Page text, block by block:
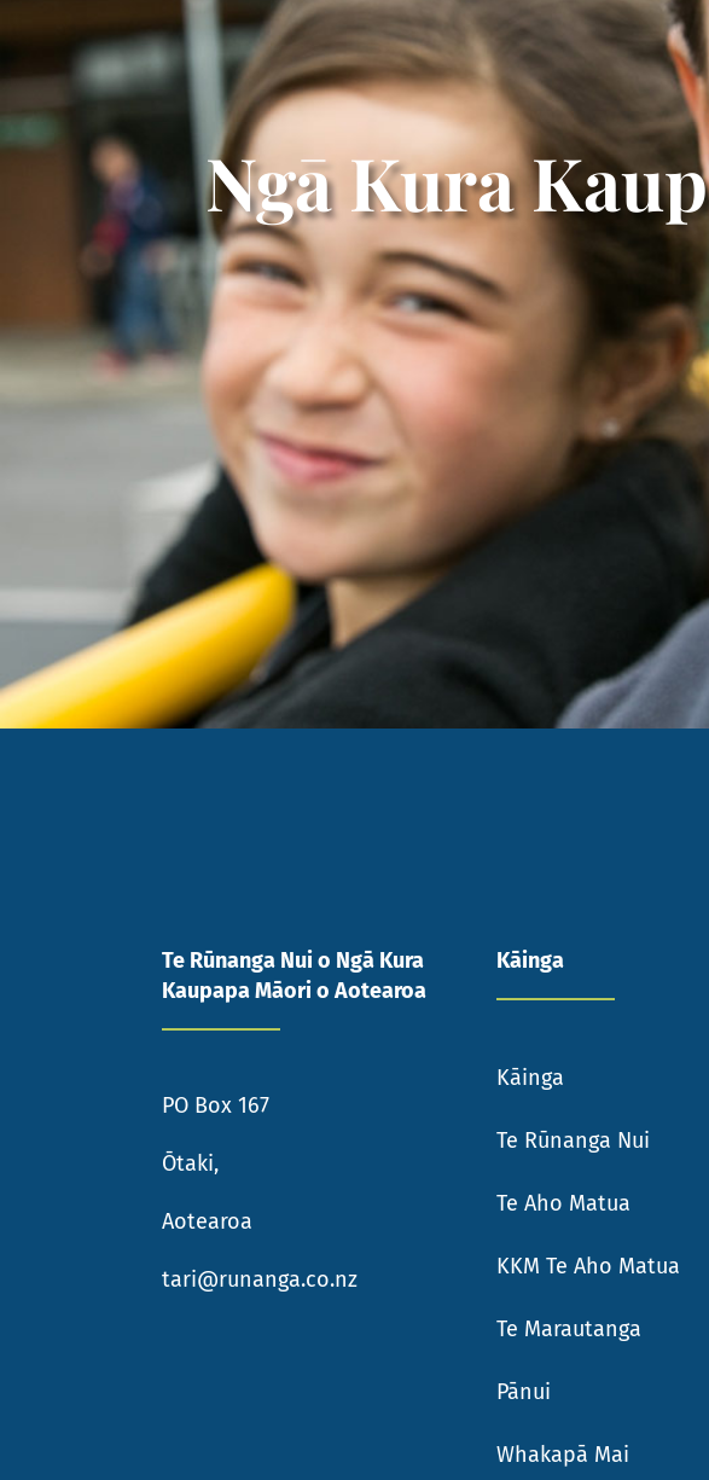
Ngā Kura
Te Rūnanga Nui o Ngā Kura
Kaupapa Māori o Aotearoa
PO Box 167
Ōtaki,
Aotearoa
tari@runanga.co.nz
Kāinga
Kāinga
Te Rūnanga Nui
Te Aho Matua
KKM Te Aho Matua
Te Marautanga
Pānui
Whakapā Mai